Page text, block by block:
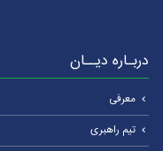
دربـاره دیــان
معرفی
تیم راهبری